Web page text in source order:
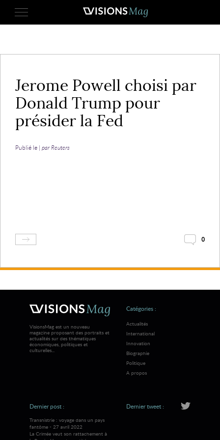
Jerome Powell choisi par
Donald Trump pour
présider la Fed
Publié le | par Reuters
0
VisionsMag est un nouveau
magazine proposant des portraits et
actualités sur des thématiques
économiques, politiques et
culturelles...
Catégories :
Actualités
International
Innovation
Biographie
Politique
A propos
Dernier post :
Transnistrie : voyage dans un pays
fantôme - 27 avril 2022
La Crimée veut son rattachement à
Dernier tweet :